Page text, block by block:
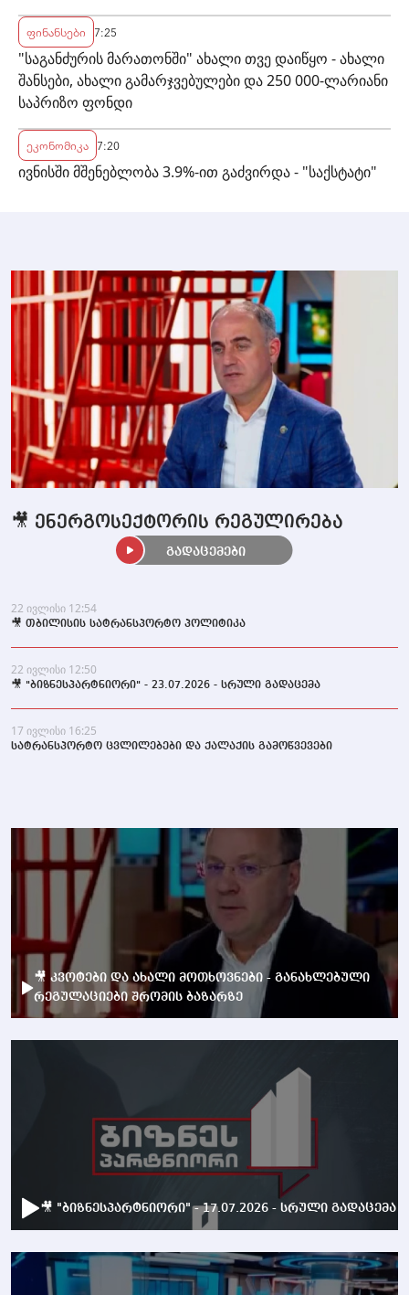
ფინანსები 7:25
"საგანძურის მარათონში" ახალი თვე დაიწყო - ახალი
შანსები, ახალი გამარჯვებულები და 250 000-ლარიანი
საპრიზო ფონდი
ეკონომიკა 7:20
ივნისში მშენებლობა 3.9%-ით გაძვირდა - "საქსტატი"
22 ივლისი 12:54
🎥 თბილისის სატრანსპორტო პოლიტიკა
22 ივლისი 12:50
🎥 "ბიზნესპარტნიორი" - 23.07.2026 - სრული გადაცემა
17 ივლისი 16:25
სატრანსპორტო ცვლილებები და ქალაქის გამოწვევები
🎥 ენერგოსექტორის რეგულირება
გადაცემები
🎥 კვოტები და ახალი მოთხოვნები - განახლებული
რეგულაციები შრომის ბაზარზე
🎥 "ბიზნესპარტნიორი" - 17.07.2026 - სრული გადაცემა